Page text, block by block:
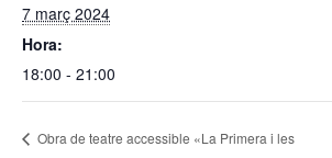
7 març 2024
Hora:
18:00 - 21:00
Obra de teatre accessible «La Primera i les